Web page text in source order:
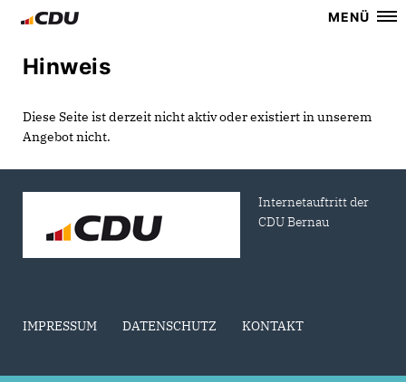
MENÜ
Hinweis
Diese Seite ist derzeit nicht aktiv oder existiert in unserem
Angebot nicht.
Internetauftritt der
CDU Bernau
IMPRESSUM DATENSCHUTZ KONTAKT